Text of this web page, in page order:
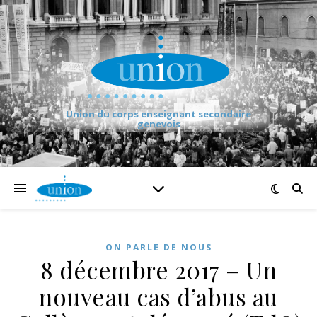
Union du corps enseignant secondaire
genevois
ON PARLE DE NOUS
8 décembre 2017 – Un
nouveau cas d’abus au